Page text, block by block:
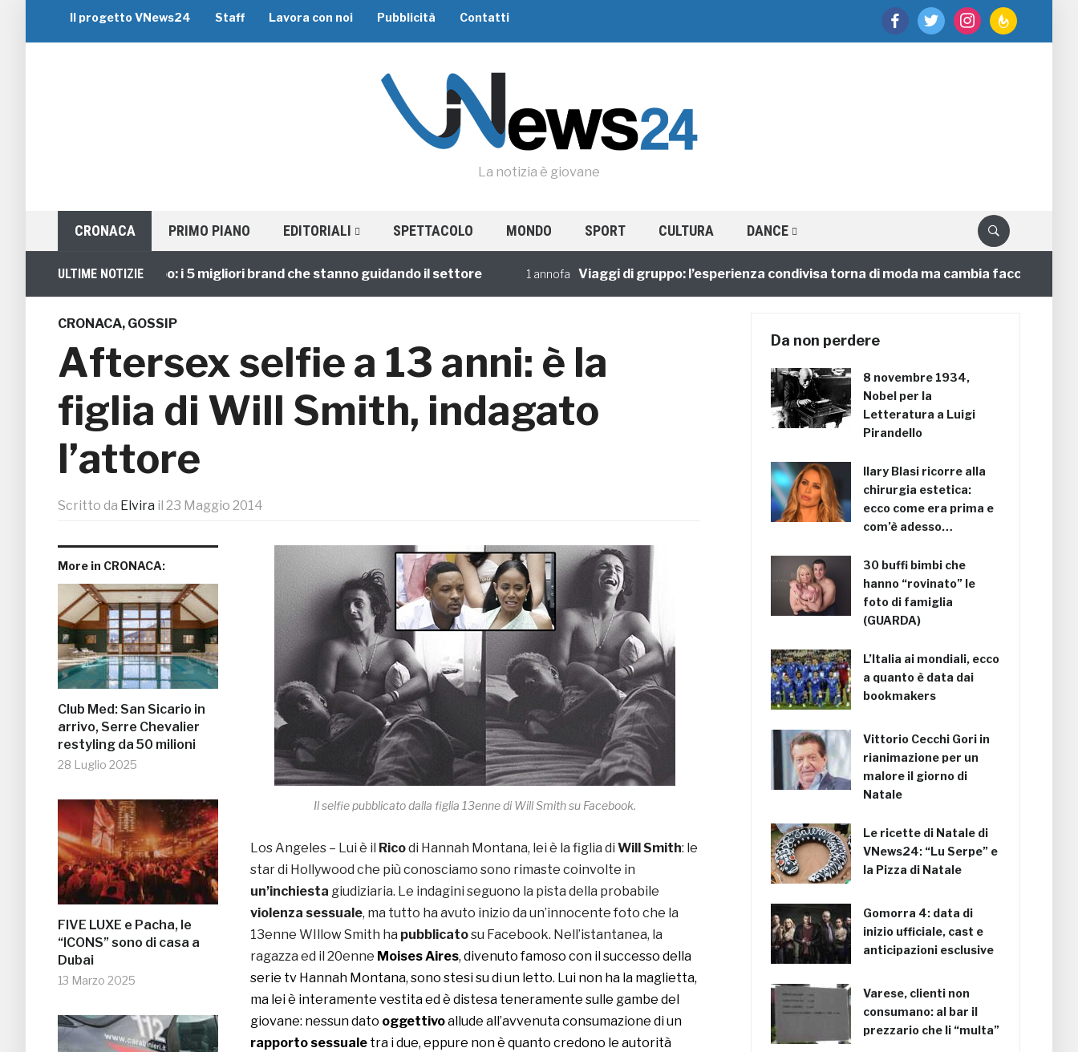
facebooktwitter instagramfeedburner
Il progetto VNews24 Staff Lavora con noi Pubblicità Contatti
La notizia è giovane
CRONACA PRIMO PIANO EDITORIALI SPETTACOLO MONDO SPORT CULTURA DANCE
ULTIME NOTIZIE
Viaggi di Gruppo: i 5 migliori brand che stanno guidando il settore 1 annofa Viaggi di gruppo: l’esperienza condivisa torna di moda ma cambia faccia
CRONACA, GOSSIP
Aftersex selfie a 13 anni: è la
figlia di Will Smith, indagato
l’attore
Scritto da Elvira il 23 Maggio 2014
More in CRONACA:
Club Med: San Sicario in
arrivo, Serre Chevalier
restyling da 50 milioni
28 Luglio 2025
FIVE LUXE e Pacha, le
“ICONS” sono di casa a
Dubai
13 Marzo 2025
Il selfie pubblicato dalla figlia 13enne di Will Smith su Facebook.
Los Angeles – Lui è il Ricodi Hannah Montana, lei è la figlia di Will Smith: le
star di Hollywood che più conosciamo sono rimaste coinvolte in
un’inchiesta giudiziaria. Le indagini seguono la pista della probabile
violenza sessuale, ma tutto ha avuto inizio da un’innocente foto che la
13enne WIllow Smith ha pubblicatosu Facebook. Nell’istantanea, la
ragazza ed il 20enne Moises Aires, divenuto famoso con il successo della
serie tv Hannah Montana, sono stesi su di un letto. Lui non ha la maglietta,
ma lei è interamente vestita ed è distesa teneramente sulle gambe del
giovane: nessun dato oggettivoallude all’avvenuta consumazione di un
rapporto sessuale tra i due, eppure non è quanto credono le autorità
Da non perdere
8 novembre 1934,
Nobel per la
Letteratura a Luigi
Pirandello
Ilary Blasi ricorre alla
chirurgia estetica:
ecco come era prima e
com’è adesso…
30 buffi bimbi che
hanno “rovinato” le
foto di famiglia
(GUARDA)
L’Italia ai mondiali, ecco
a quanto è data dai
bookmakers
Vittorio Cecchi Gori in
rianimazione per un
malore il giorno di
Natale
Le ricette di Natale di
VNews24: “Lu Serpe” e
la Pizza di Natale
Gomorra 4: data di
inizio ufficiale, cast e
anticipazioni esclusive
Varese, clienti non
consumano: al bar il
prezzario che li “multa”